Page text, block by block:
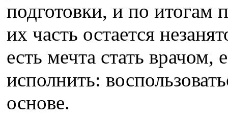
подготовки, и по итогам
их часть остается
есть мечта стать
исполнить:
основе.